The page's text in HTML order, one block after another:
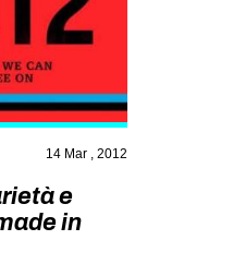
14 Mar , 2012
e
in